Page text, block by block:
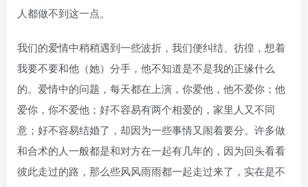
人都做不到这一点。
我们的爱情中稍稍遇到一些波折，我们便纠结、彷徨，想着
我要不要和他（她）分手，他不知道是不是我的正缘什么
的。爱情中的问题，每天都在上演，你爱他，他不爱你；他
爱你，你不爱他；好不容易有两个相爱的，家里人又不同
意；好不容易结婚了，却因为一些事情又闹着要分。许多做
和合术的人一般都是和对方在一起有几年的，因为回头看看
彼此走过的路，那么些风风雨雨都一起走过来了，实在是不